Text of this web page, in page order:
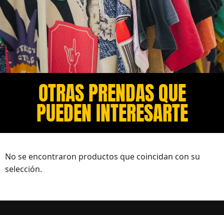
OTRAS PRENDAS QUE
PUEDEN INTERESARTE​
No se encontraron productos que coincidan con su
selección.